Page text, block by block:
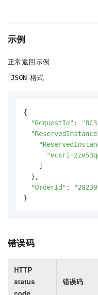
示例
正常返回示例
JSON 格式
{
"RequestId" :
"ecsri-
    ]
  },
"OrderId" :
}
错误码
HTTP
status
code
错误码